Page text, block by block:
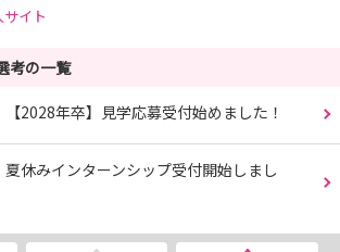
イト
考の一覧
【2028年卒】見学応募受付始めました！
夏休みインターンシップ受付開始しまし